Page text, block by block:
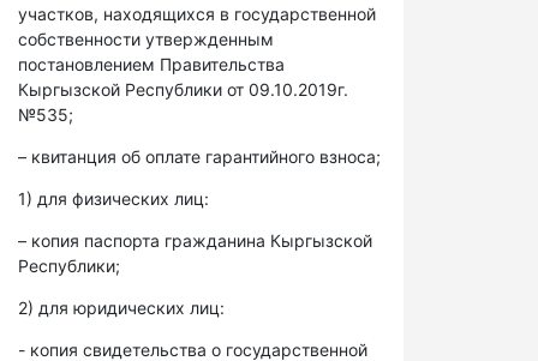
участков, находящихся в государственной
собственности утвержденным
постановлением Правительства
Кыргызской Республики от 09.10.2019г.
№535;
– квитанция об оплате гарантийного взноса;
1) для физических лиц:
– копия паспорта гражданина Кыргызской
Республики;
2) для юридических лиц:
- копия свидетельства о государственной